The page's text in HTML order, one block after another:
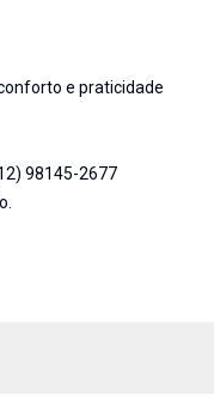
e praticidade
98145-2677